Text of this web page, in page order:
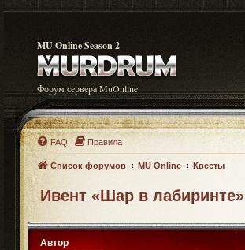
MU Online Season 2
Форум сервера MuOnline
FAQ Правила
Список форумов MU Online Квесты
Ивент «Шар в лабиринте»
Автор